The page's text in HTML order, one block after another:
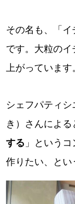
その名も、「イ
です。大粒の
上がっています
シェフパティ
き）さんによ
する 」という
作りたい、とい